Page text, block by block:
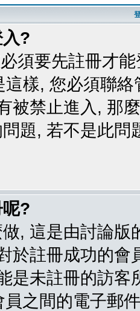
?
須要先註冊才
樣, 您必須聯
被禁止進入, 那
題, 若不是此
?
, 這是由討論
於註冊成功的
是未註冊的訪
之間的電子郵